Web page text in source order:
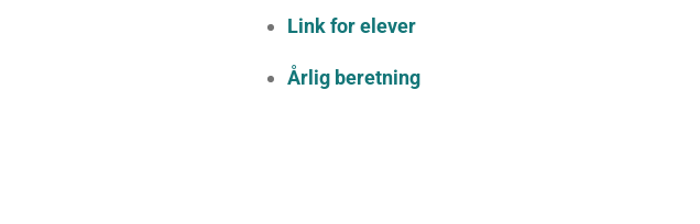
Link for elever
Årlig beretning